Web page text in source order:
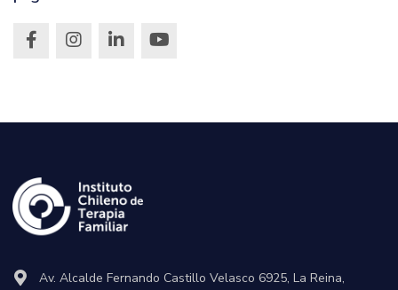
Av. Alcalde Fernando Castillo Velasco 6925, La Reina,